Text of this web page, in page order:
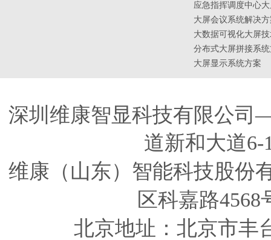
应急指挥调度中心
大屏会议系统解决
大数据可视化大屏
分布式大屏拼接系
大屏显示系统方案
深圳维康智显科技有限公
道新和大道6-
维康（山东）智能科技股
区科嘉路
北京地址：北京市丰